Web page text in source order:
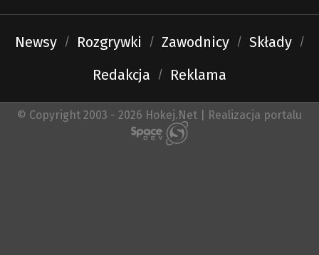
Newsy Rozgrywki Zawodnicy
Składy
Redakcja
Reklama
© Copyright 2003 - 2026 Hokej.Net | Realizacja portalu